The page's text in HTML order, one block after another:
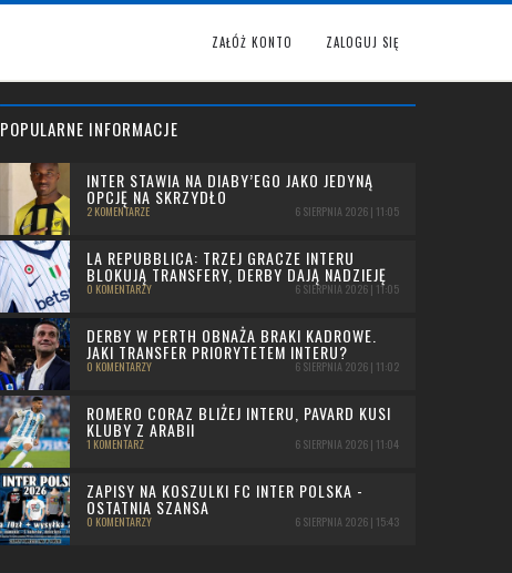
ZAŁÓŻ KONTO ZALOGUJ SIĘ
POPULARNE INFORMACJE
INTER STAWIA NA DIABY’EGO JAKO JEDYNĄ
OPCJĘ NA SKRZYDŁO
2 KOMENTARZE 6 SIERPNIA 2026 | 11:05
LA REPUBBLICA: TRZEJ GRACZE INTERU
BLOKUJĄ TRANSFERY, DERBY DAJĄ NADZIEJĘ
0 KOMENTARZY 6 SIERPNIA 2026 | 11:05
DERBY W PERTH OBNAŻA BRAKI KADROWE.
JAKI TRANSFER PRIORYTETEM INTERU?
0 KOMENTARZY 6 SIERPNIA 2026 | 11:02
ROMERO CORAZ BLIŻEJ INTERU, PAVARD KUSI
KLUBY Z ARABII
1 KOMENTARZ 6 SIERPNIA 2026 | 11:04
ZAPISY NA KOSZULKI FC INTER POLSKA -
OSTATNIA SZANSA
0 KOMENTARZY 6 SIERPNIA 2026 | 15:43